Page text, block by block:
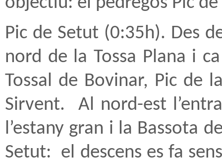
Pic de Setut (0:35h). Des
nord de la Tossa Plana i
Tossal de Bovinar, Pic de
Sirvent.
Al nord-est
l’estany gran i la Bassota
Setut: el descens es fa